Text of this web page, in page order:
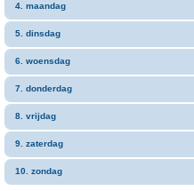
4. maandag
5. dinsdag
6. woensdag
7. donderdag
8. vrijdag
9. zaterdag
10. zondag